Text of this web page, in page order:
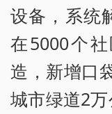
设备，系统
在5000个
造，新增口
城市绿道2